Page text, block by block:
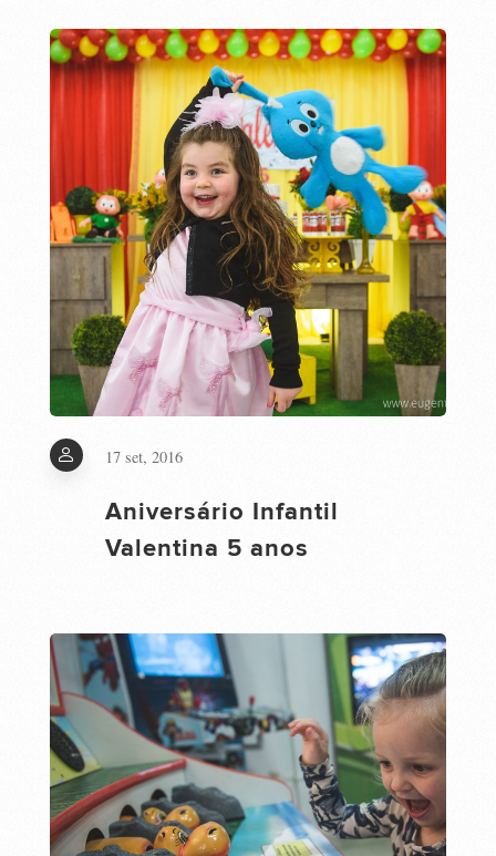
17 set, 2016
Aniversário Infantil
Valentina 5 anos